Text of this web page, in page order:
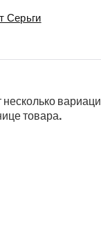
Серьги
несколько
товара.